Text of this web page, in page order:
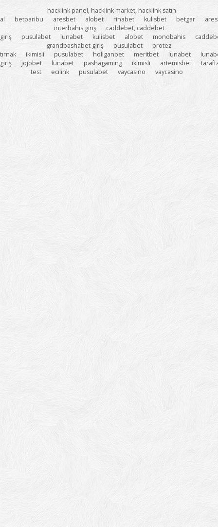
hacklink panel, hacklink market, hacklink satın
al
betparibu aresbet alobet rinabet kulisbet betgar
interbahis giriş
caddebet, caddebet
giriş
pusulabet lunabet kulisbet alobet monobahis
grandpashabet giriş
pusulabet
protez
tırnak
ikimisli pusulabet holiganbet meritbet lunabet
giriş
jojobet lunabet pashagaming ikimisli artemisbet
test
ecilink pusulabet vaycasino vaycasino